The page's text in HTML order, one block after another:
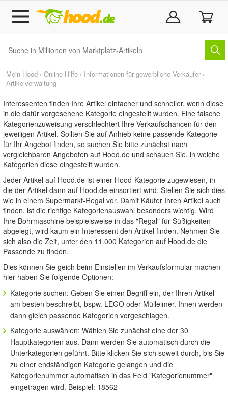
Mein Hood › Online-Hilfe › Informationen für gewerbliche Verkäufer ›
Artikelverwaltung
Interessenten finden Ihre Artikel einfacher und schneller, wenn diese
in die dafür vorgesehene Kategorie eingestellt wurden. Eine falsche
Kategorienzuweisung verschlechtert Ihre Verkaufschancen für den
jeweiligen Artikel. Sollten Sie auf Anhieb keine passende Kategorie
für Ihr Angebot finden, so suchen Sie bitte zunächst nach
vergleichbaren Angeboten auf Hood.de und schauen Sie, in welche
Kategorien diese eingestellt wurden.
Jeder Artikel auf Hood.de ist einer Hood-Kategorie zugewiesen, in
die der Artikel dann auf Hood.de einsortiert wird. Stellen Sie sich dies
wie in einem Supermarkt-Regal vor. Damit Käufer Ihren Artikel auch
finden, ist die richtige Kategorienauswahl besonders wichtig. Wird
Ihre Bohrmaschine beispielsweise in das "Regal" für Süßigkeiten
abgelegt, wird kaum ein Interessent den Artikel finden. Nehmen Sie
sich also die Zeit, unter den 11.000 Kategorien auf Hood.de die
Passende zu finden.
Dies können Sie geich beim Einstellen im Verkaufsformular machen -
hier haben Sie folgende Optionen:
Kategorie suchen: Geben Sie einen Begriff ein, der Ihren Artikel
am besten beschreibt, bspw. LEGO oder Mülleimer. Ihnen werden
dann gleich passende Kategorien vorgeschlagen.
Kategorie auswählen: Wählen Sie zunächst eine der 30
Hauptkategorien aus. Dann werden Sie automatisch durch die
Unterkategorien geführt. Bitte klicken Sie sich soweit durch, bis Sie
zu einer endständigen Kategorie gelangen und die
Kategorienummer automatisch in das Feld "Kategorienummer"
eingetragen wird. Beispiel: 18562